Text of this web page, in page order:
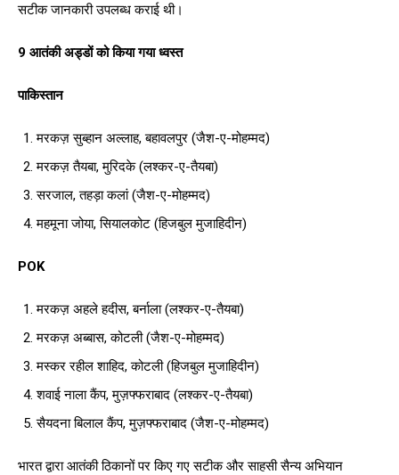
सटीक जानकारी उपलब्ध कराई थी।
9 आतंकी अड्डों को किया गया ध्वस्त
पाकिस्तान
मरकज़ सुब्हान अल्लाह, बहावलपुर (जैश-ए-मोहम्मद)
मरकज़ तैयबा, मुरिदके (लश्कर-ए-तैयबा)
सरजाल, तहड़ा कलां (जैश-ए-मोहम्मद)
महमूना जोया, सियालकोट (हिजबुल मुजाहिदीन)
POK
मरकज़ अहले हदीस, बर्नाला (लश्कर-ए-तैयबा)
मरकज़ अब्बास, कोटली (जैश-ए-मोहम्मद)
मस्कर रहील शाहिद, कोटली (हिजबुल मुजाहिदीन)
शवाई नाला कैंप, मुज़फ्फराबाद (लश्कर-ए-तैयबा)
सैयदना बिलाल कैंप, मुज़फ्फराबाद (जैश-ए-मोहम्मद)
भारत द्वारा आतंकी ठिकानों पर किए गए सटीक और साहसी सैन्य अभियान